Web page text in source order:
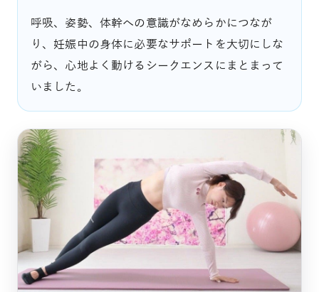
呼吸、姿勢、体幹への意識がなめらかにつなが
り、妊娠中の身体に必要なサポートを大切にしな
がら、心地よく動けるシークエンスにまとまって
いました。